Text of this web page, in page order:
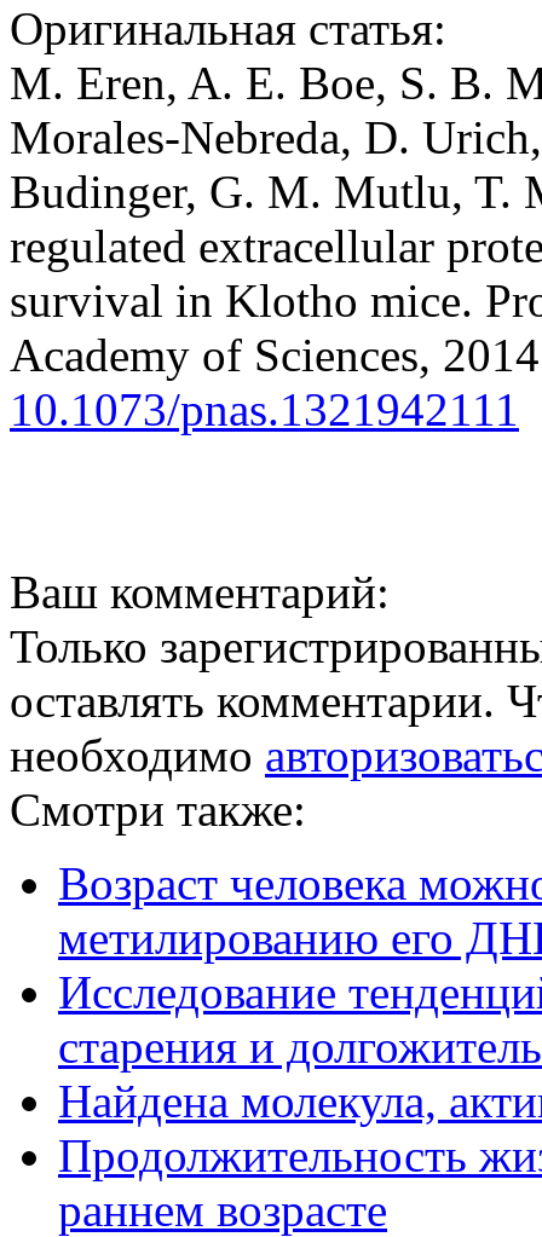
Оригинальная статья:
M. Eren, A. E. Boe, S. B.
Morales-Nebreda, D.
Budinger, G. M. Mutlu, T.
regulated extracellular
survival in Klotho mice.
Academy of Sciences,
10.1073/pnas.1321942111
Ваш комментарий:
Только
оставлять комментарии.
необходимо
Смотри также:
Возраст человека
метилированию его
Исследование
старения и
Найдена молекула,
Продолжительность
раннем возрасте